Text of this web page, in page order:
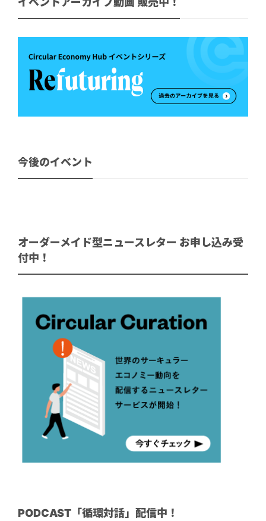
今後のイベント
オーダーメイド型ニュースレター お申し込み受
付中！
PODCAST「循環対話」配信中！